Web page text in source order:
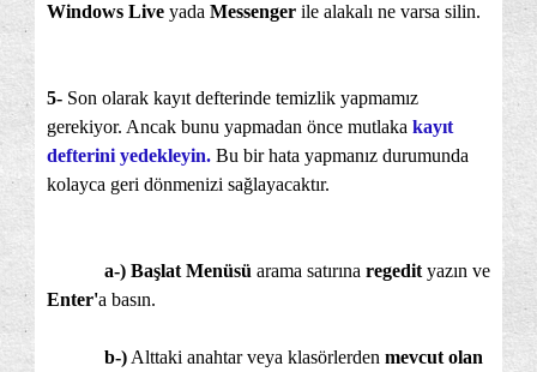
Windows Live yada Messenger ile alakalı ne varsa silin.
5- Son olarak kayıt defterinde temizlik yapmamız
gerekiyor. Ancak bunu yapmadan önce mutlaka kayıt
defterini yedekleyin. Bu bir hata yapmanız durumunda
kolayca geri dönmenizi sağlayacaktır.
a-) Başlat Menüsü arama satırına regedit yazın ve
Enter'a basın.
b-) Alttaki anahtar veya klasörlerden mevcut olan